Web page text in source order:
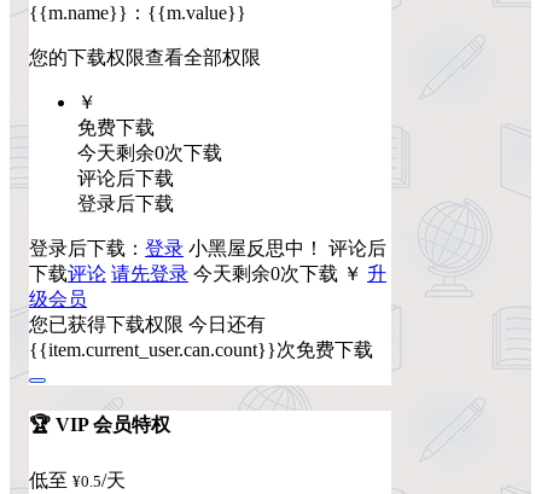
{{m.name}} ： {{m.value}}
您的下载权限查看全部权限
￥
免费下载
今天剩余0次下载
评论后下载
登录后下载
登录后下载： 登录 小黑屋反思中！ 评论后
下载评论 请先登录 今天剩余0次下载 ￥ 升
级会员
您已获得下载权限 今日还有
{{item.current_user.can.count}}次免费下载
🏆 VIP 会员特权
低至 ¥0.5/天